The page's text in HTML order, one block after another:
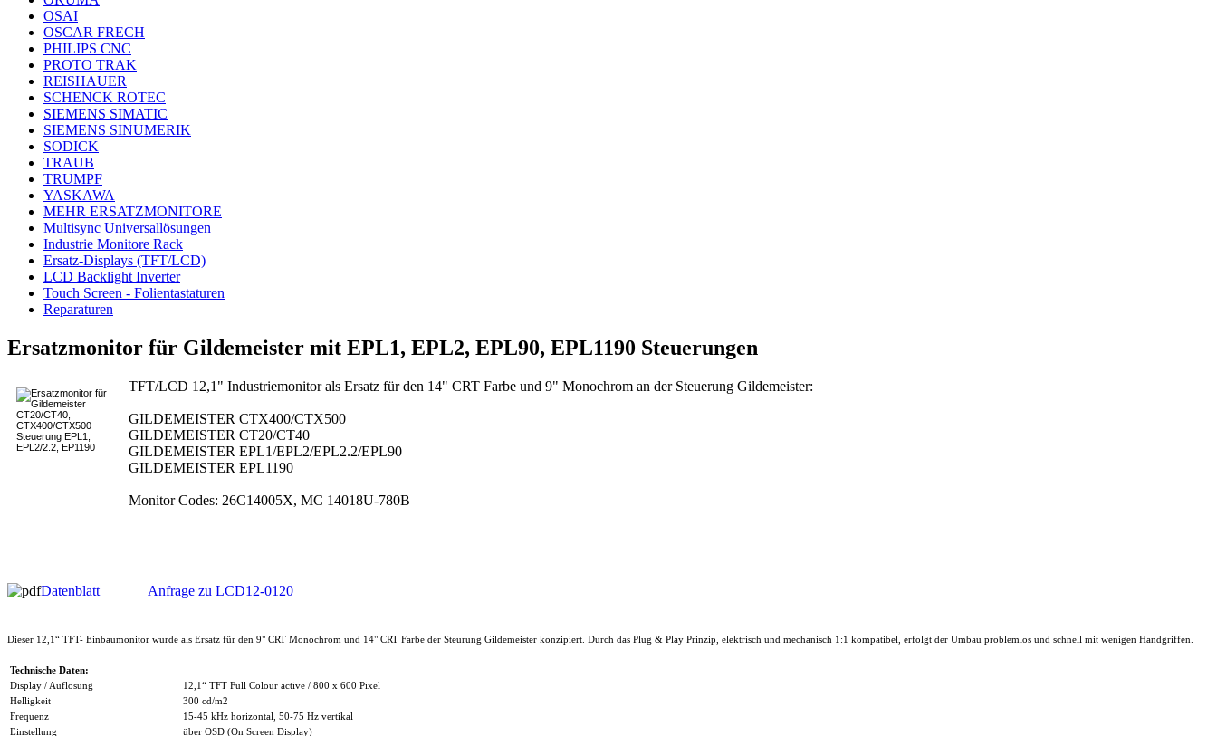
OSAI
OSCAR FRECH
PHILIPS CNC
PROTO TRAK
REISHAUER
SCHENCK ROTEC
SIEMENS SIMATIC
SIEMENS SINUMERIK
SODICK
TRAUB
TRUMPF
YASKAWA
MEHR ERSATZMONITORE
Multisync Universallösungen
Industrie Monitore Rack
Ersatz-Displays (TFT/LCD)
LCD Backlight Inverter
Touch Screen - Folientastaturen
Reparaturen
Ersatzmonitor für Gildemeister mit EPL1, EPL2, EPL90, EPL1190 Steuerungen
TFT/LCD 12,1" Industriemonitor als Ersatz für den 14" CRT Farbe und 9" Monochrom an der Steuerung Gildemeister:
GILDEMEISTER CTX400/CTX500
GILDEMEISTER CT20/CT40
GILDEMEISTER EPL1/EPL2/EPL2.2/EPL90
GILDEMEISTER EPL1190
Monitor Codes: 26C14005X, MC 14018U-780B
Datenblatt Anfrage zu LCD12-0120
Dieser 12,1“ TFT- Einbaumonitor wurde als Ersatz für den 9" CRT Monochrom und 14" CRT Farbe der Steurung Gildemeister konzipiert. Durch das Plug & Play Prinzip, elektrisch und mechanisch 1:1 kompatibel, erfolgt der Umbau problemlos und schnell mit wenigen Handgriffen.
Technische Daten:
Display / Auflösung
12,1“ TFT Full Colour active / 800 x 600 Pixel
Helligkeit
300 cd/m2
Frequenz
15-45 kHz horizontal, 50-75 Hz vertikal
Einstellung
über OSD (On Screen Display)